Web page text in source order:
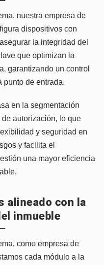
nuestra empresa de
dispositivos con
la integridad del
que optimizan la
garantizando un control
punto de entrada.
en la segmentación
autorización, lo que
y seguridad en
y facilita el
una mayor eficiencia
alineado con la
inmueble
como empresa de
cada módulo a la